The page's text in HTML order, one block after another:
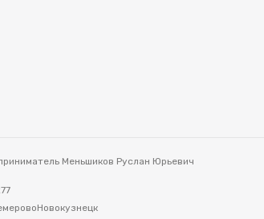
Меньшиков Руслан Юрьевич
Новокузнецк